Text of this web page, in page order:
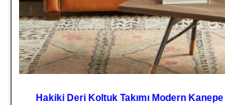
Hakiki Deri Koltuk Takımı Modern